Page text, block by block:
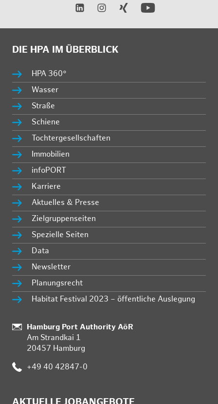
DIE HPA IM ÜBERBLICK
HPA 360°
Wasser
Straße
Schiene
Tochtergesellschaften
Immobilien
infoPORT
Karriere
Aktuelles & Presse
Zielgruppenseiten
Spezielle Seiten
Data
Newsletter
Planungsrecht
Habitat Festival 2023 – öffentliche Auslegung
:
Hamburg Port Authority AöR
Am Strandkai 1
20457 Hamburg
: +49 40 42847-0